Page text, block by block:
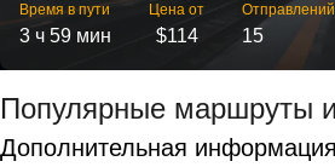
Время в пути
3 ч 59 мин
Цена от
$114
Отправлений
15
Популярные маршруты
Дополнительная информация